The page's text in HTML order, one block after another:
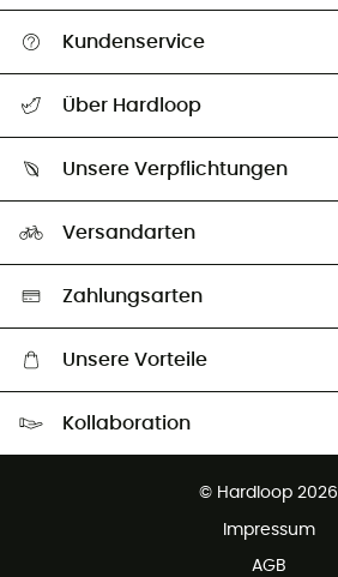
Kundenservice
Größentabelle
Über Hardloop
Unsere Botschafter
Unsere Verpflichtungen
Auswahl an nachhaltigen Produkten
Versandarten
Zahlungsarten
Unsere Vorteile
Kollaboration
© Hardloop 2026
Impressum
AGB